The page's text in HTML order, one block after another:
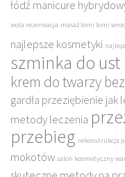
łódź manicure
wola rezerwacja masaż lomi lomi
najlepsze kosmetyki
szminka do
krem do twarzy
gardła przeziębienie jak
metody leczenia
przebieg rekonstrukcja
mokotów salon kosmetyczny